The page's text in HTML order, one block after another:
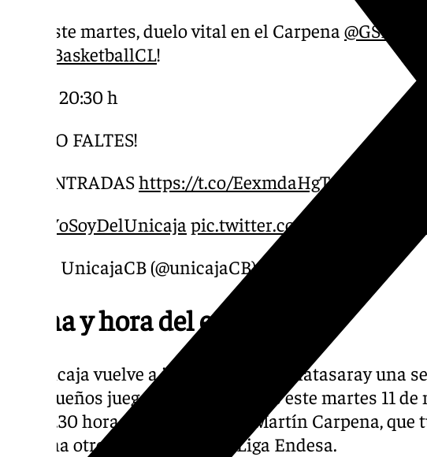
¡Este martes, duelo vital en el Carpena
@BasketballCL!
20:30 h
¡NO FALTES!
️ ENTRADAShttps://t.co/EexmdaHgTm
#YoSoyDelUnicaja pic.twitter.com/DvGzHDNusx
— UnicajaCB (@unicajaCB)March 9, 2025
Fecha y hora del encuentro
El Unicaja vuelve a jugar frente al Galatasaray una
malagueños juegan ante los turcos este martes 11
las 20.30 horas. Se jugará en el Martín Carpena, que
semana otro encuentro de la Liga Endesa.